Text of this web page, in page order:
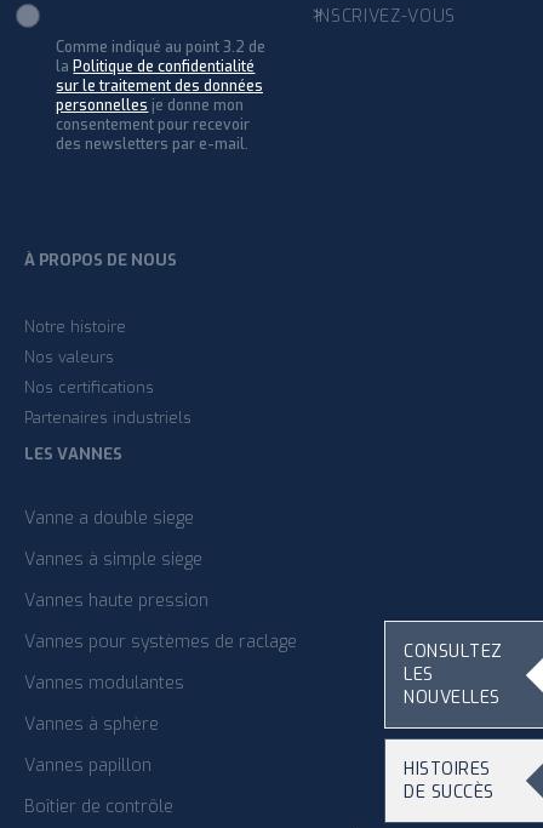
HISTOIRES
DE SUCCÈS
CONSULTEZ
LES
NOUVELLES
Comme indiqué au point 3.2 de
laPolitique de confidentialité
sur le traitement des données
personnelles je donne mon
consentement pour recevoir
des newsletters par e-mail.
À PROPOS DE NOUS
Notre histoire
Nos valeurs
Nos certifications
Partenaires industriels
LES VANNES
Vanne a double siege
Vannes à simple siège
Vannes haute pression
Vannes pour systèmes de raclage
Vannes modulantes
Vannes à sphère
Vannes papillon
Boîtier de contrôle